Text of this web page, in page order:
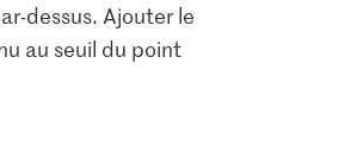
dessus. Ajouter le
au seuil du point